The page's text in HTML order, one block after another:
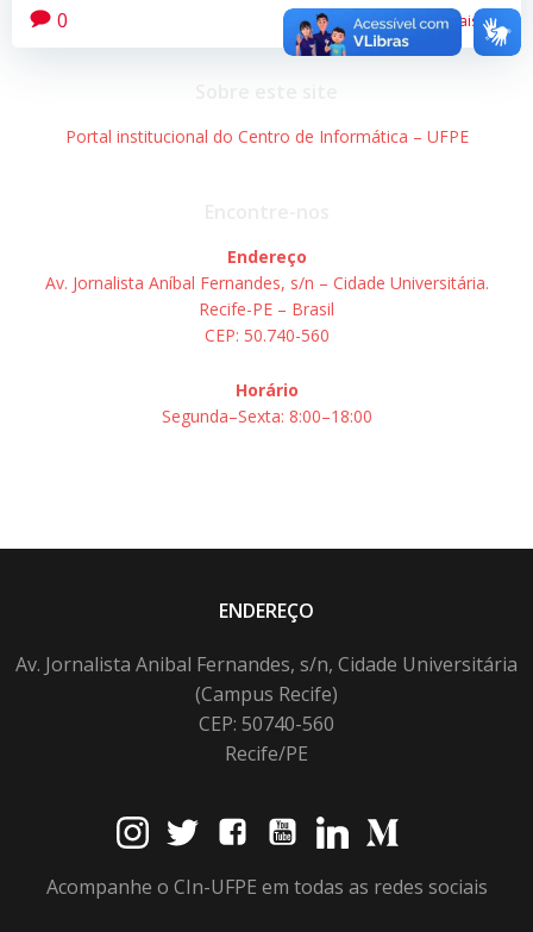
0 Leia mais
Portal institucional do Centro de Informática – UFPE
Endereço
Av. Jornalista Aníbal Fernandes, s/n – Cidade Universitária.
Recife-PE – Brasil
CEP: 50.740-560
Horário
Segunda–Sexta: 8:00–18:00
ENDEREÇO
Av. Jornalista Anibal Fernandes, s/n, Cidade Universitária
(Campus Recife)
CEP: 50740-560
Recife/PE
Acompanhe o CIn-UFPE em todas as redes sociais